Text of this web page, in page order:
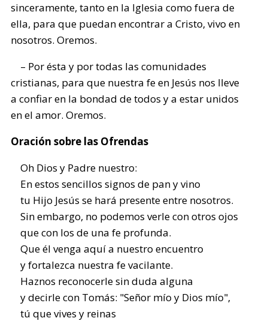
sinceramente, tanto en la Iglesia como fuera de
ella, para que puedan encontrar a Cristo, vivo en
nosotros. Oremos.
– Por ésta y por todas las comunidades
cristianas, para que nuestra fe en Jesús nos lleve
a confiar en la bondad de todos y a estar unidos
en el amor. Oremos.
Oración sobre las Ofrendas
Oh Dios y Padre nuestro:
En estos sencillos signos de pan y vino
tu Hijo Jesús se hará presente entre nosotros.
Sin embargo, no podemos verle con otros ojos
que con los de una fe profunda.
Que él venga aquí a nuestro encuentro
y fortalezca nuestra fe vacilante.
Haznos reconocerle sin duda alguna
y decirle con Tomás: "Señor mío y Dios mío",
tú que vives y reinas